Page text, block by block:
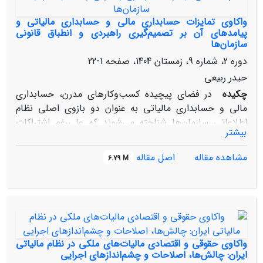
بازتعریف روابط میان فعالان اقتصادی، متولیان مالیاتی و
متخصصان حسابداری است.
واکاوی تمایزات حسابداری مالی و حسابداری مالیاتی و
پیامدهای آن بر تصمیم‌گیری راهبردی و انطباق قانونی
سازمان‌ها
دوره 2، شماره 9، زمستان 1404، صفحه
1-22
حیدر ربیعی
چکیده
در فضای پیچیده کسب‌وکارهای مدرن، حسابداری
مالی و حسابداری مالیاتی به عنوان دو بازوی اصلی نظام
اطلاعاتی سازمان‌ها شناخته می‌شوند که علی‌رغم اشتراکات
بنیادین در ثبت رویدادها، دارای اهداف، مخاطبان و مبانی
قانونی متمایزی هستند. هدف این پژوهش، واکاوی تمایزات
ماهوی میان این دو حوزه و بررسی پیامدهای عملی این
انطباق قانونی بنگاه‌های اقتصادی است. پژوهش حاضر با
بهره‌گیری از رویکرد توصیفی-تحلیلی و با استناد به مبانی
نظری حسابداری و چارچوب‌های بین‌المللی، به بررسی شکاف
میان سود حسابداری و سود مشمول مالیات می‌پردازد.
یافته‌های پژوهش نشان می‌دهد که نادیده گرفتن این
بیشتر
مشاهده مقاله
اصل مقاله 6.79 M
واکاوی حقوقی و اقتصادی مالیات‌های ملکی در نظام مالیاتی
ایران: چالش‌ها، اصلاحات و چشم‌اندازهای اجرایی